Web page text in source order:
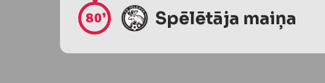
80’ Spēlētāja maiņa